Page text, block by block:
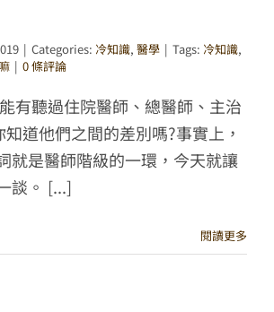
| Categories: 冷知識, 醫學 | Tags: 冷知識,
| 0 條評論
有聽過住院醫師、總醫師、主治
道他們之間的差別嗎?事實上，
就是醫師階級的一環，今天就讓
談。 [...]
閱讀更多